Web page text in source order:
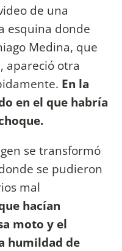
de una
esquina donde
Medina, que
apareció otra
En la
en el que habría
se transformó
se pudieron
mal
hacían
moto y el
humildad de